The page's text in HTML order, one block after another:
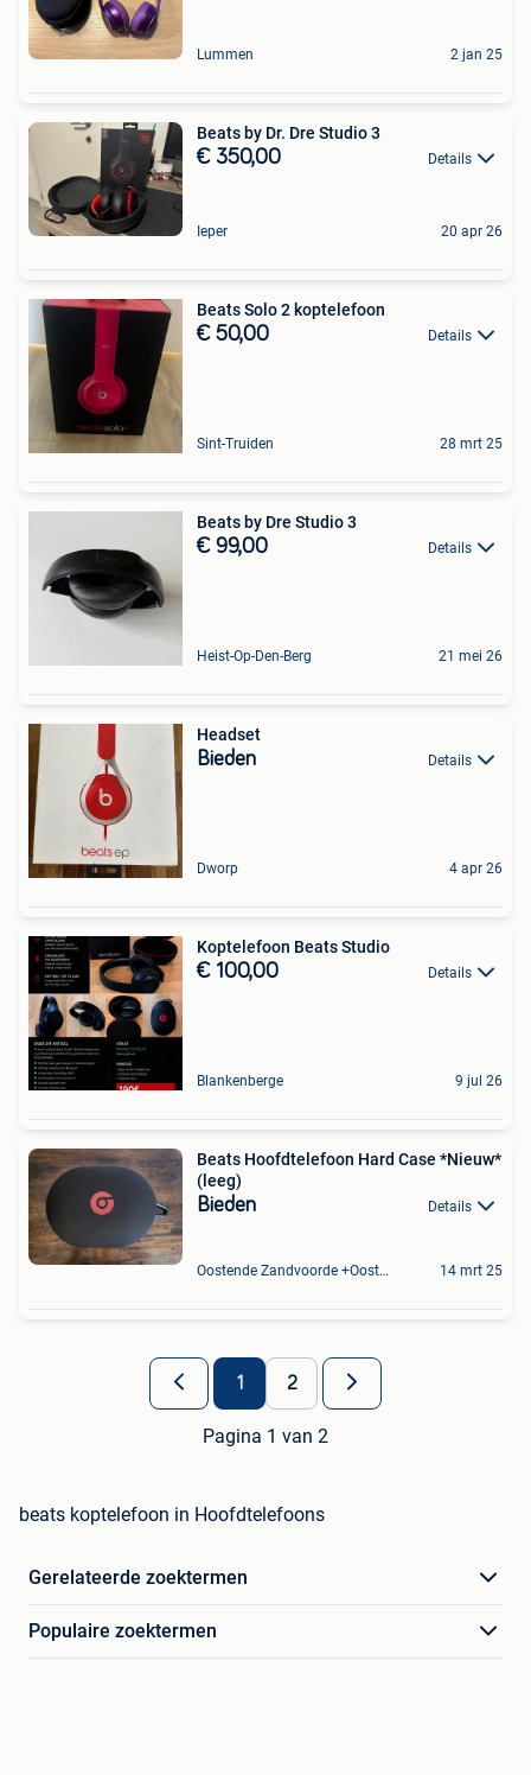
Lummen 2 jan 25
Beats by Dr. Dre Studio 3
€ 350,00 Details
Ieper 20 apr 26
Beats Solo 2 koptelefoon
€ 50,00 Details
Sint-Truiden 28 mrt 25
Beats by Dre Studio 3
€ 99,00 Details
Heist-Op-Den-Berg 21 mei 26
Headset
Bieden Details
Dworp 4 apr 26
Koptelefoon Beats Studio
€ 100,00 Details
Blankenberge 9 jul 26
Beats Hoofdtelefoon Hard Case *Nieuw*
(leeg)
Bieden Details
Oostende Zandvoorde +Oostende 14 mrt 25
1 2
Pagina 1 van 2
beats koptelefoon in Hoofdtelefoons
Gerelateerde zoektermen
Populaire zoektermen